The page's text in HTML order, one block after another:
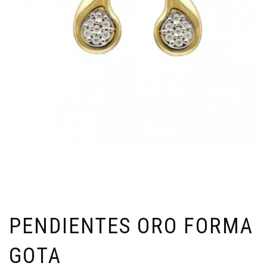
PENDIENTES ORO FORMA
GOTA